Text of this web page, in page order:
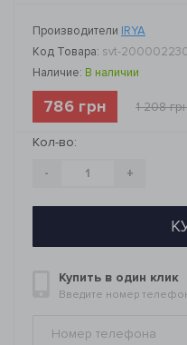
Производители IRYA
Код Товара: svt-
Наличие: В наличии
786 грн 1 208
Кол-во:
- +
Купить в один клик
Введите номер